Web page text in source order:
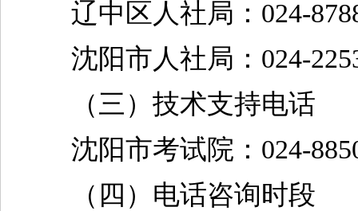
辽中区人社局：024-
沈阳市人社局：024-
（三）技术支持电话
沈阳市考试院：024-
（四）电话咨询时段